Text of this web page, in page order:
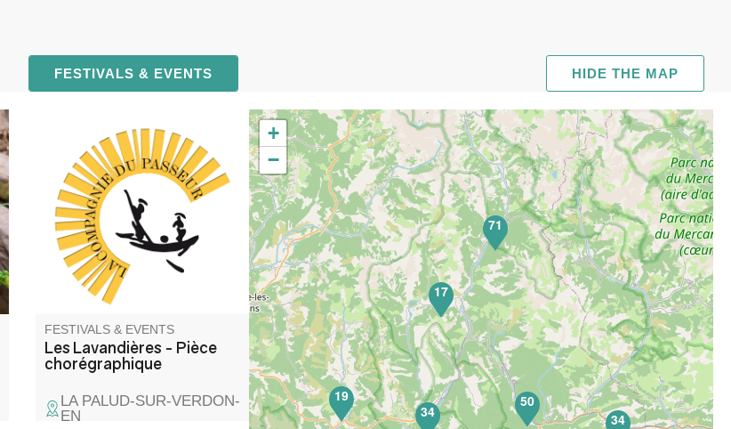
FESTIVALS & EVENTS HIDE THE MAP
C'est un spectacle de danse
contemporaine (Cie du
Passeur / Efi Farmaki), qui fait
revivre la mémoire des lavoirs
et des lavandières en chant,
texte et danse. Atelier de
médiation pour les enfants
avant la représentation, autour
d'objets liés aux lavoirs.
FESTIVALS & EVENTS
Les Lavandières - Pièce
chorégraphique
LA PALUD-SUR-VERDON-
EN
19
34
50
34
17
71
+
−